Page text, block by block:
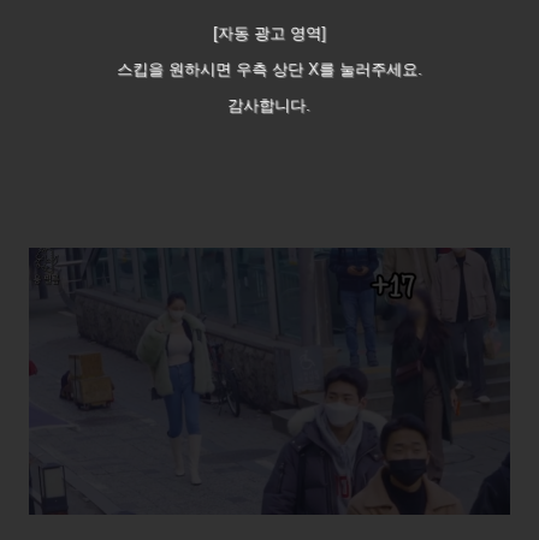
[자동 광고 영역]
스킵을 원하시면 우측 상단 X를 눌러주세요.
감사합니다.